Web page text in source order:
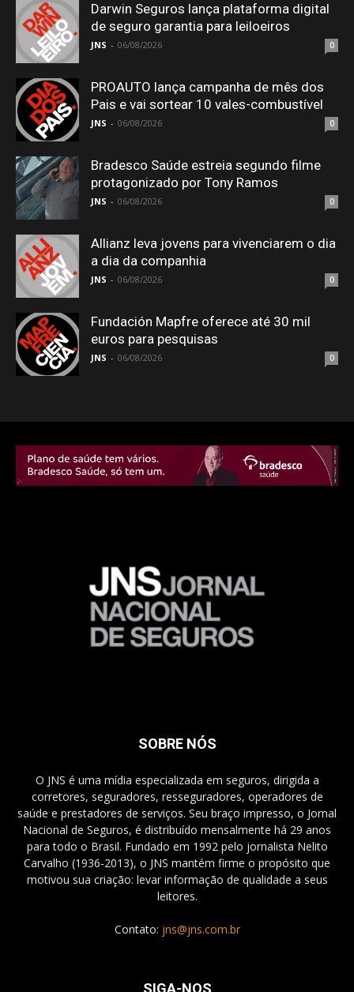
Darwin Seguros lança plataforma digital
de seguro garantia para leiloeiros
JNS - 06/08/2026 0
PROAUTO lança campanha de mês dos
Pais e vai sortear 10 vales-combustível
JNS - 06/08/2026 0
Bradesco Saúde estreia segundo filme
protagonizado por Tony Ramos
JNS - 06/08/2026 0
Allianz leva jovens para vivenciarem o dia
a dia da companhia
JNS - 06/08/2026 0
Fundación Mapfre oferece até 30 mil
euros para pesquisas
JNS - 06/08/2026 0
SOBRE NÓS
O JNS é uma mídia especializada em seguros, dirigida a
corretores, seguradores, resseguradores, operadores de
saúde e prestadores de serviços. Seu braço impresso, o Jornal
Nacional de Seguros, é distribuído mensalmente há 29 anos
para todo o Brasil. Fundado em 1992 pelo jornalista Nelito
Carvalho (1936-2013), o JNS mantém firme o propósito que
motivou sua criação: levar informação de qualidade a seus
leitores.
Contato: jns@jns.com.br
SIGA-NOS